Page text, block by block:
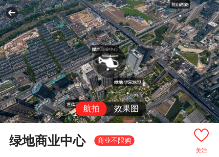
航拍 效果图
关注
绿地商业中心 商业不限购